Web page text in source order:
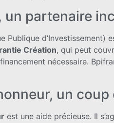
un partenaire
Publique
Création, qui peut
nécessaire.
un
est une aide précieuse. Il